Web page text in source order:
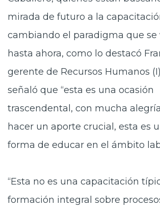
mirada de futuro a la
cambiando el paradigma que se
hasta ahora, como lo destacó
gerente de Recursos Humanos
señaló que “esta es una ocasión
trascendental, con mucha
hacer un aporte crucial, esta es
forma de educar en el ámbito
“Esta no es una capacitación
formación integral sobre